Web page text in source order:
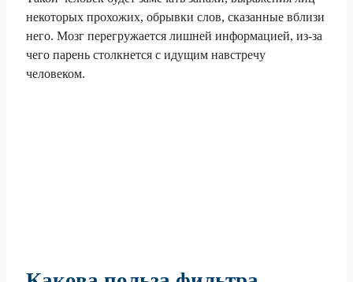
некоторых прохожих, обрывки слов, сказанные вблизи
него. Мозг перегружается лишней информацией, из-за
чего парень столкнется с идущим навстречу
человеком.